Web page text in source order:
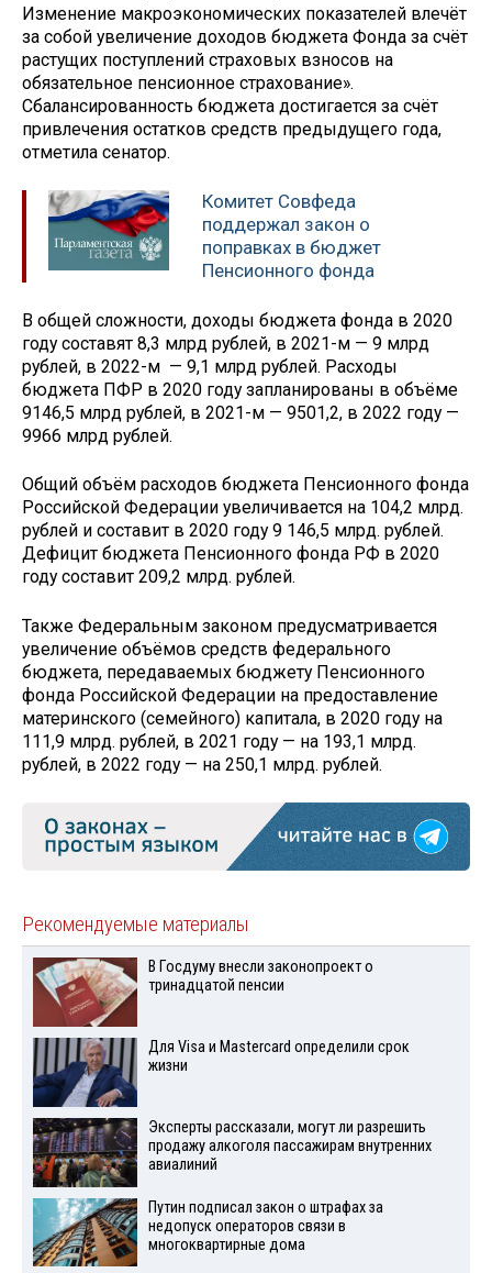
Изменение макроэкономических показателей влечёт
за собой увеличение доходов бюджета Фонда за счёт
растущих поступлений страховых взносов на
обязательное пенсионное страхование».
Сбалансированность бюджета достигается за счёт
привлечения остатков средств предыдущего года,
отметила сенатор.
Комитет Совфеда
поддержал закон о
поправках в бюджет
Пенсионного фонда
В общей сложности, доходы бюджета фонда в 2020
году составят 8,3 млрд рублей, в 2021-м — 9 млрд
рублей, в 2022-м — 9,1 млрд рублей. Расходы
бюджета ПФР в 2020 году запланированы в объёме
9146,5 млрд рублей, в 2021-м — 9501,2, в 2022 году —
9966 млрд рублей.
Общий объём расходов бюджета Пенсионного фонда
Российской Федерации увеличивается на 104,2 млрд.
рублей и составит в 2020 году 9 146,5 млрд. рублей.
Дефицит бюджета Пенсионного фонда РФ в 2020
году составит 209,2 млрд. рублей.
Также Федеральным законом предусматривается
увеличение объёмов средств федерального
бюджета, передаваемых бюджету Пенсионного
фонда Российской Федерации на предоставление
материнского (семейного) капитала, в 2020 году на
111,9 млрд. рублей, в 2021 году — на 193,1 млрд.
рублей, в 2022 году — на 250,1 млрд. рублей.
Рекомендуемые материалы
В Госдуму внесли законопроект о
тринадцатой пенсии
Для Visа и Mastercard определили срок
жизни
Эксперты рассказали, могут ли разрешить
продажу алкоголя пассажирам внутренних
авиалиний
Путин подписал закон о штрафах за
недопуск операторов связи в
многоквартирные дома